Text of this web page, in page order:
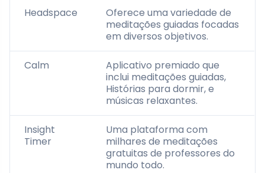
Headspace
Oferece uma variedade de
meditações guiadas focadas
em diversos objetivos.
Calm
Aplicativo premiado que
inclui meditações guiadas,
Histórias para dormir, e
músicas relaxantes.
Insight
Timer
Uma plataforma com
milhares de meditações
gratuitas de professores do
mundo todo.